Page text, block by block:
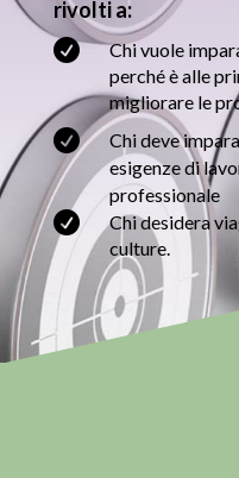
rivolti a:

Chi vuole
perché è alle
migliorare le

Chi deve
esigenze di
professionale

Chi desidera
culture.